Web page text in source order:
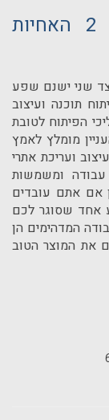
פיתוח תוכנה ועיצוב תוכנה- 2 האחיות
שני ישנם שפע
2 התחומים, פיתוח תוכנה ועיצוב
הפיתוח לטובת
מומלץ לאמץ
ועריכת אתרי
עבודה ומשמשות
אם אתם עובדים
אחד שסוגר לכם
המדהימים הן
את המוצר הטוב